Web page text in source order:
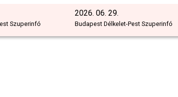
Szuperinfó
2026. 06. 29.
Budapest Délkelet-Pest Szuperinfó